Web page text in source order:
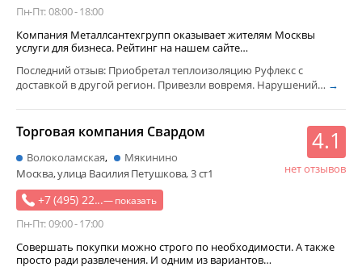
упаковочный материал
бытовая химия
подарочная упаковка
звуковое и световое и видеооборудование
зоотовары
аксессуары к мобильному телефону
сетевое оборудование
мягкая мебель
товар для праздника
офисная мебель
безалкогольные напитки
климатическая техника
бытовая техника
Пн-Пт: 08:00 - 18:00
Компания Металлсантехгрупп оказывает жителям Москвы
услуги для бизнеса. Рейтинг на нашем сайте…
Последний отзыв: Приобретал теплоизоляцию Руфлекс с
доставкой в другой регион. Привезли вовремя. Нарушений… →
+7 (495) 22...— показать
Пн-Пт: 09:00 - 17:00
Торговая компания Свардом 4.1
нет отзывов
Волоколамская
Мякинино
Москва, улица Василия Петушкова, 3 ст1
Совершать покупки можно строго по необходимости. А также
просто ради развлечения. И одним из вариантов…